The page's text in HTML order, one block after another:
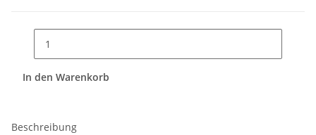
In den Warenkorb
Beschreibung